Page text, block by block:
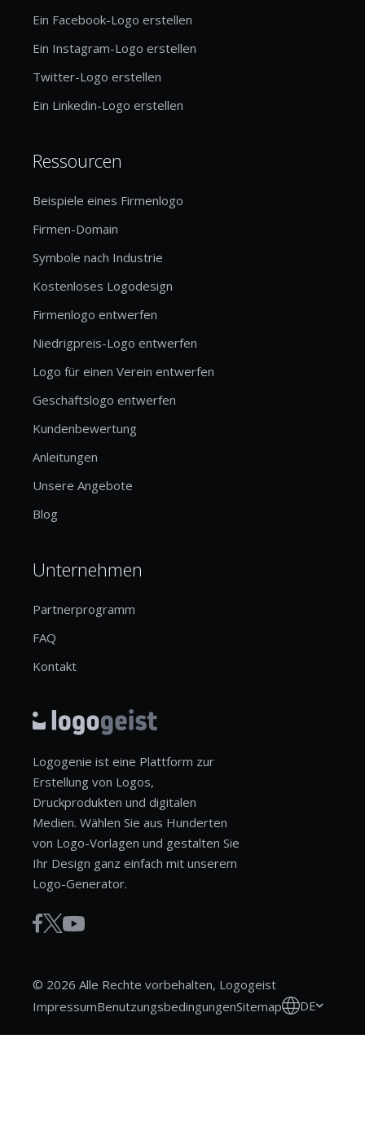
Ein Facebook-Logo erstellen
Ein Instagram-Logo erstellen
Twitter-Logo erstellen
Ein Linkedin-Logo erstellen
Ressourcen
Beispiele eines Firmenlogo
Firmen-Domain
Symbole nach Industrie
Kostenloses Logodesign
Firmenlogo entwerfen
Niedrigpreis-Logo entwerfen
Logo für einen Verein entwerfen
Geschäftslogo entwerfen
Kundenbewertung
Anleitungen
Unsere Angebote
Blog
Unternehmen
Partnerprogramm
FAQ
Kontakt
Logogenie ist eine Plattform zur
Erstellung von Logos,
Druckprodukten und digitalen
Medien. Wählen Sie aus Hunderten
von Logo-Vorlagen und gestalten Sie
Ihr Design ganz einfach mit unserem
Logo-Generator.
© 2026 Alle Rechte vorbehalten, Logogeist
ImpressumBenutzungsbedingungenSitemap DE